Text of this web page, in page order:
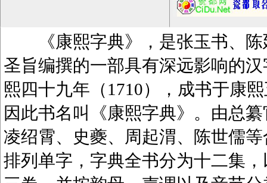
《康熙字典》，是张玉书、陈
圣旨编撰的一部具有深远影响的
熙四十九年（1710），成书于康
因此书名叫《康熙字典》。由总
凌绍霄、史夔、周起渭、陈世儒
排列单字，字典全书分为十二集